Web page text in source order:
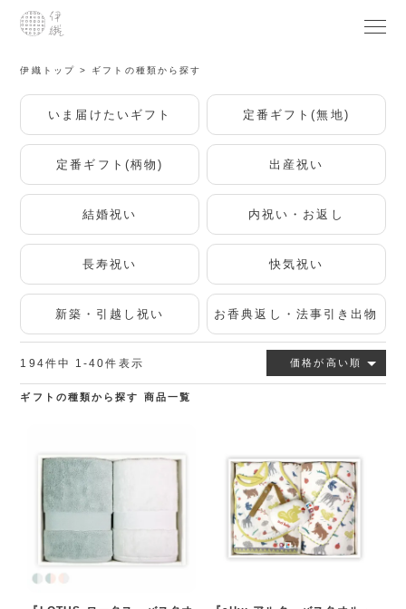
伊織トップ ギフトの種類から探す
いま届けたいギフト 定番ギフト(無地)
定番ギフト(柄物) 出産祝い
結婚祝い 内祝い・お返し
長寿祝い 快気祝い
新築・引越し祝い お香典返し・法事引き出物
価格が高い順
194件中 1-40件表示
ギフトの種類から探す 商品一覧